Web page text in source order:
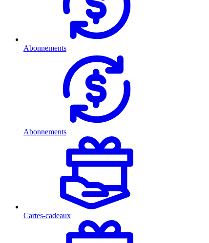
Abonnements
Abonnements
Cartes-cadeaux